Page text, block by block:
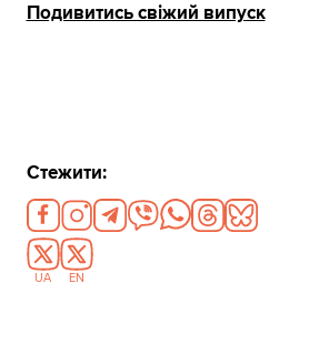
Подивитись свіжий випуск
Стежити:
UA EN